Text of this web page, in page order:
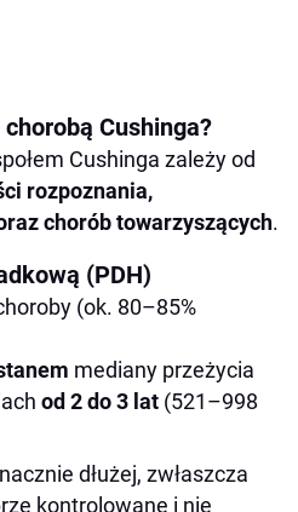
Cushinga?
Cushinga zależy od
rozpoznania,
chorób towarzyszących.
(PDH)
(ok. 80–85%
mediany przeżycia
od 2 do 3 lat (521–998
dłużej, zwłaszcza
kontrolowane i nie